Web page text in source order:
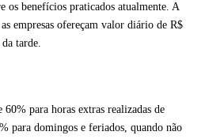
os benefícios praticados atualmente. A
empresas ofereçam valor diário de R$
tarde.
para horas extras realizadas de
para domingos e feriados, quando não